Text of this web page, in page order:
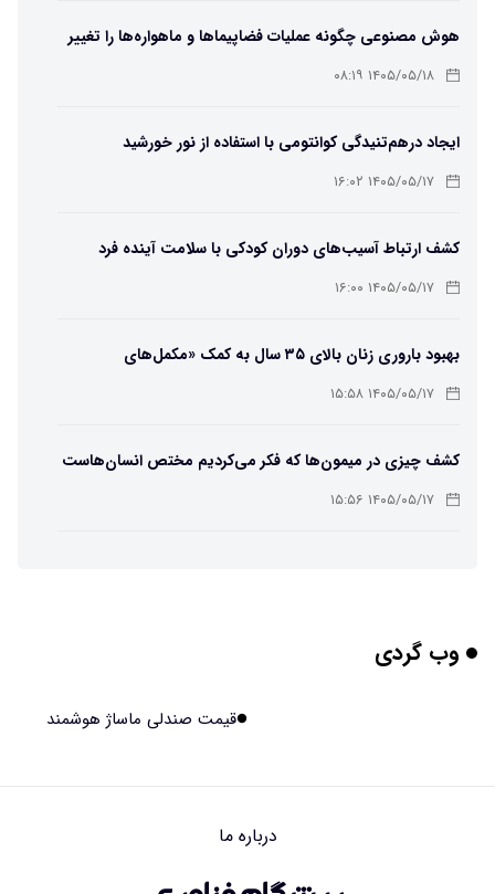
هوش مصنوعی چگونه عملیات فضاپیماها و ماهواره‌ها را تغییر
می‌دهد؟
۱۴۰۵/۰۵/۱۸ ۰۸:۱۹
ایجاد درهم‌تنیدگی کوانتومی با استفاده از نور خورشید
۱۴۰۵/۰۵/۱۷ ۱۶:۰۲
کشف ارتباط آسیب‌های دوران کودکی با سلامت آینده فرد
۱۴۰۵/۰۵/۱۷ ۱۶:۰۰
بهبود باروری زنان بالای ۳۵ سال به کمک «مکمل‌های
باکتریایی»
۱۴۰۵/۰۵/۱۷ ۱۵:۵۸
کشف چیزی در میمون‌ها که فکر می‌کردیم مختص انسان‌هاست
۱۴۰۵/۰۵/۱۷ ۱۵:۵۶
محققان از هوش مصنوعی برای ساخت ویروس‌های جدید
مریخ‌نورد ناسا به ماه فرستاده می‌شود
وب گردی
قیمت صندلی ماساژ هوشمند
درباره ما